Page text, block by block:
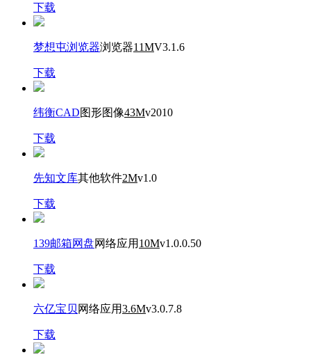
下载
梦想屯浏览器浏览器11MV3.1.6
下载
纬衡CAD图形图像43Mv2010
下载
先知文库其他软件2Mv1.0
下载
139邮箱网盘网络应用 10Mv1.0.0.50
下载
六亿宝贝 网络应用3.6Mv3.0.7.8
下载